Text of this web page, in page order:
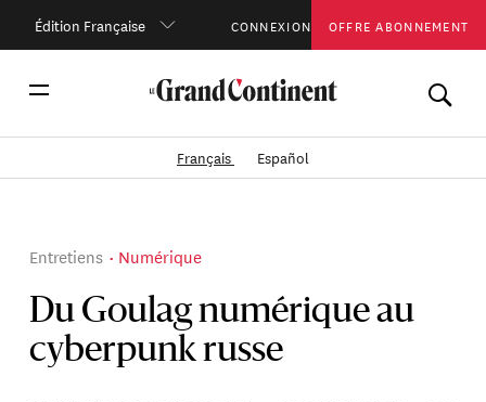
Édition Française CONNEXION OFFRE ABONNEMENT
Français Español
Du Goulag numérique au
cyberpunk russe
Entretiens Numérique